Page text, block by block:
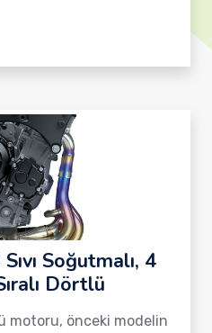
Soğutmalı, 4
Dörtlü
motoru, önceki modelin